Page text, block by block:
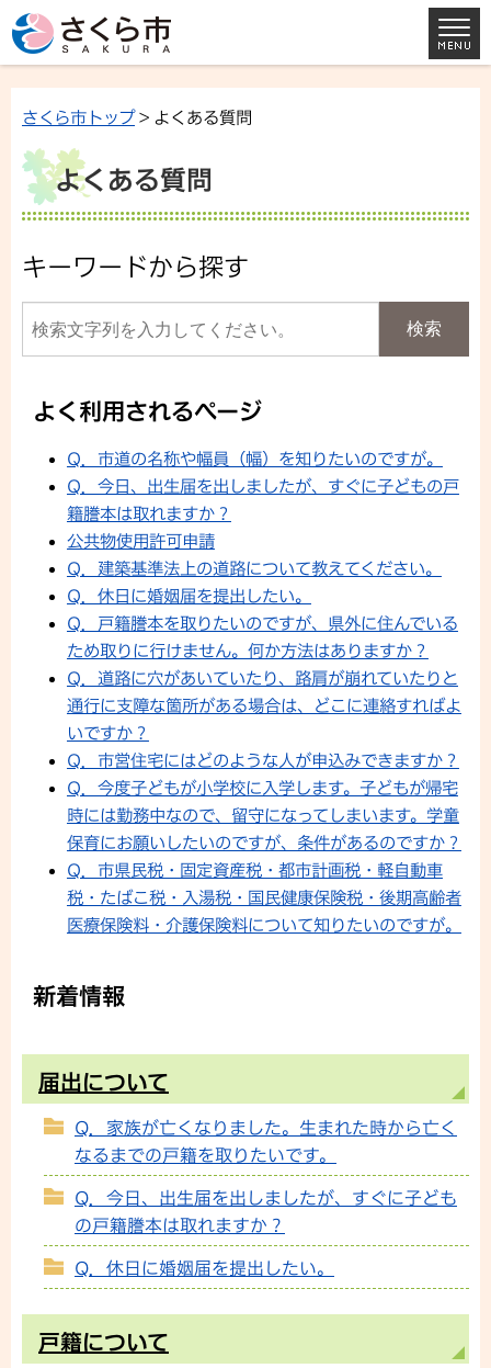
さくら市トップ> よくある質問
よくある質問
キーワードから探す
よく利用されるページ
Q．市道の名称や幅員（幅）を知りたいのですが。
Q．今日、出生届を出しましたが、すぐに子どもの戸
籍謄本は取れますか？
公共物使用許可申請
Q．建築基準法上の道路について教えてください。
Q．休日に婚姻届を提出したい。
Q．戸籍謄本を取りたいのですが、県外に住んでいる
ため取りに行けません。何か方法はありますか？
Q．道路に穴があいていたり、路肩が崩れていたりと
通行に支障な箇所がある場合は、どこに連絡すればよ
いですか？
Q．市営住宅にはどのような人が申込みできますか？
Q．今度子どもが小学校に入学します。子どもが帰宅
時には勤務中なので、留守になってしまいます。学童
保育にお願いしたいのですが、条件があるのですか？
Q．市県民税・固定資産税・都市計画税・軽自動車
税・たばこ税・入湯税・国民健康保険税・後期高齢者
医療保険料・介護保険料について知りたいのですが。
新着情報
届出について
Q．家族が亡くなりました。生まれた時から亡く
なるまでの戸籍を取りたいです。
Q．今日、出生届を出しましたが、すぐに子ども
の戸籍謄本は取れますか？
Q．休日に婚姻届を提出したい。
戸籍について